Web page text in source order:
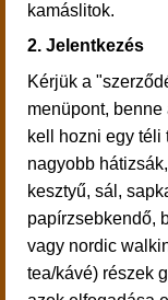
kamáslitok.
2. Jelentkezés
Kérjük a
menüpont,
kell hozni egy téli
nagyobb
kesztyű, sál,
papírzsebkendő,
vagy nordic
tea/kávé) részek